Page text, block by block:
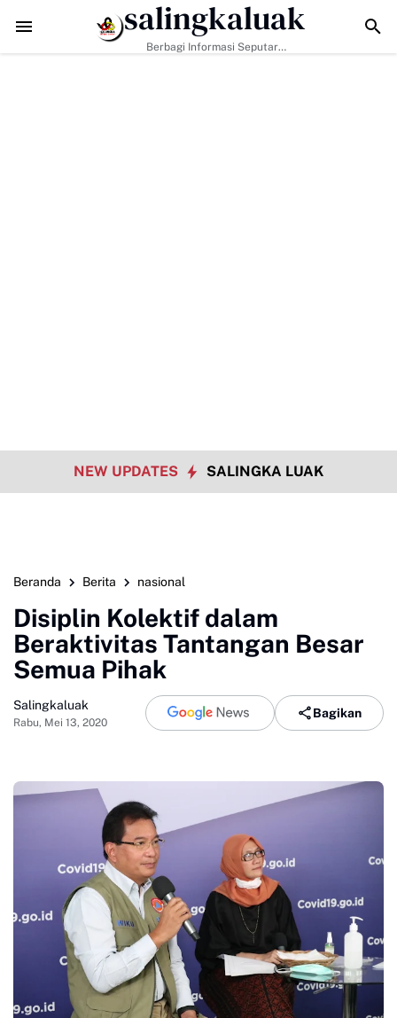
TMMD ke-129 Tak Hanya Bangun Jalan, Bekali Warga Buluh Kasok
salingkaluak
Berbagi Informasi Seputar
NEW UPDATES SALINGKA LUAK
Beranda Berita nasional
Disiplin Kolektif dalam
Beraktivitas Tantangan Besar
Semua Pihak
Salingkaluak
Rabu, Mei 13, 2020
Bagikan